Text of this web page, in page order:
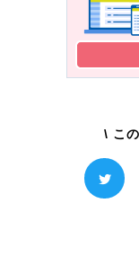
\ こ